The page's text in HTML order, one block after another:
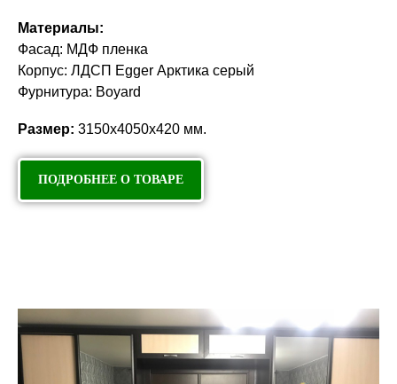
Материалы:
Фасад: МДФ пленка
Корпус: ЛДСП Egger Арктика серый
Фурнитура: Boyard
Размер: 3150х4050х420 мм.
ПОДРОБНЕЕ О ТОВАРЕ